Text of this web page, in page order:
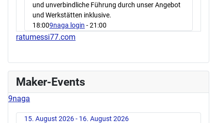
und unverbindliche Führung durch unser Angebot
und Werkstätten inklusive.
18:009naga login - 21:00
ratumessi77.com
Maker-Events
9naga
15. August 2026 - 16. August 2026